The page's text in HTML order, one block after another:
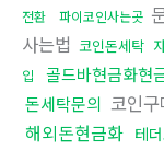
전환
파이코인사는곳
사는법 코인돈세탁
입
골드바현금화현
돈세탁문의 코인
해외돈현금화 테